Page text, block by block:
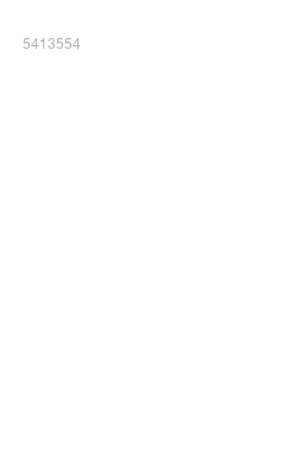
5413554